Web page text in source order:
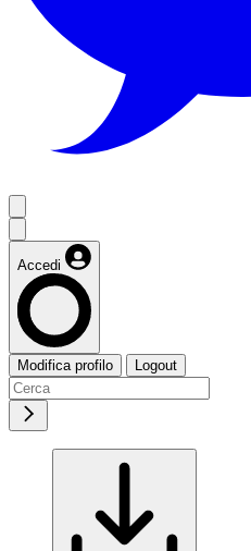
Accedi
Modifica profilo Logout